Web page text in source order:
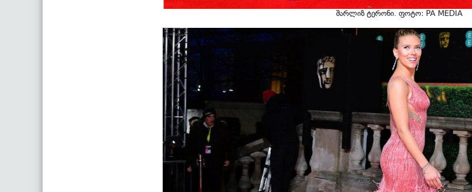
შარლიზ ტერონი. ფოტო: PA MEDIA